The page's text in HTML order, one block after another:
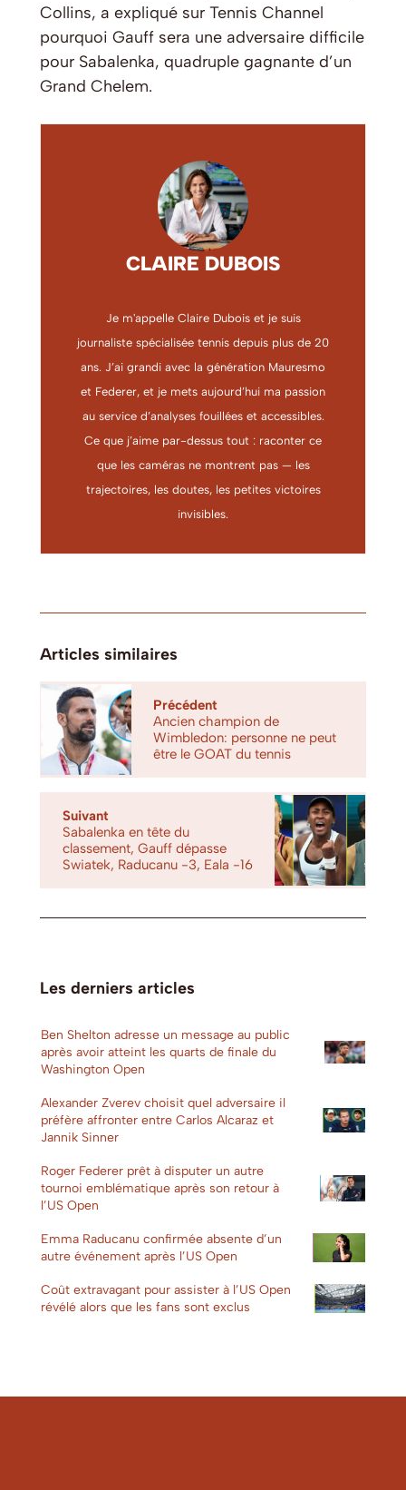
Collins, a expliqué sur Tennis Channel
pourquoi Gauff sera une adversaire difficile
pour Sabalenka, quadruple gagnante d’un
Grand Chelem.
CLAIRE DUBOIS
Je m'appelle Claire Dubois et je suis
journaliste spécialisée tennis depuis plus de 20
ans. J’ai grandi avec la génération Mauresmo
et Federer, et je mets aujourd’hui ma passion
au service d’analyses fouillées et accessibles.
Ce que j’aime par-dessus tout : raconter ce
que les caméras ne montrent pas — les
trajectoires, les doutes, les petites victoires
invisibles.
Articles similaires
Précédent
Ancien champion de
Wimbledon: personne ne peut
être le GOAT du tennis
Suivant
Sabalenka en tête du
classement, Gauff dépasse
Swiatek, Raducanu -3, Eala -16
Les derniers articles
Ben Shelton adresse un message au public
après avoir atteint les quarts de finale du
Washington Open
Alexander Zverev choisit quel adversaire il
préfère affronter entre Carlos Alcaraz et
Jannik Sinner
Roger Federer prêt à disputer un autre
tournoi emblématique après son retour à
l’US Open
Emma Raducanu confirmée absente d’un
autre événement après l’US Open
Coût extravagant pour assister à l’US Open
révélé alors que les fans sont exclus